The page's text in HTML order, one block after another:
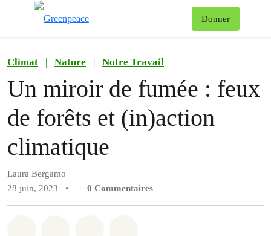
Donner
Climat | Nature | Notre Travail
Un miroir de fumée : feux
de forêts et (in)action
climatique
Laura Bergamo
28 juin, 2023
• 0 Commentaires